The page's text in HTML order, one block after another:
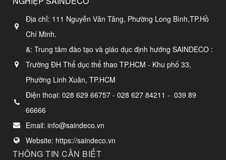
Địa chỉ: 111 Nguyễn Văn Tăng, Phường Long Bình,TP.Hồ
Chí Minh.
&: Trung tâm đào tạo và giáo dục định hướng SAINDECO :
Trường ĐH Thể dục thể thao TP.HCM - Khu phố 33,
Phường Linh Xuân, TP.HCM
Điện thoại: 028 629 66757 - 028 627 84211 - 039 89
66666
Email: info@saindeco.vn
Website: https://saindeco.vn
THÔNG TIN CẦN BIẾT